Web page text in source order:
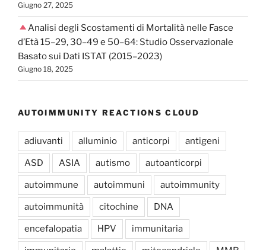
Giugno 27, 2025
Analisi degli Scostamenti di Mortalità nelle Fasce
d’Età 15–29, 30–49 e 50–64: Studio Osservazionale
Basato sui Dati ISTAT (2015–2023)
Giugno 18, 2025
AUTOIMMUNITY REACTIONS CLOUD
adiuvanti alluminio anticorpi antigeni
ASD ASIA autismo autoanticorpi
autoimmune autoimmuni autoimmunity
autoimmunità citochine DNA
encefalopatia HPV immunitaria